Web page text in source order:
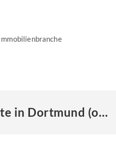
Wohnung zur Miete in Dortmund (offen)